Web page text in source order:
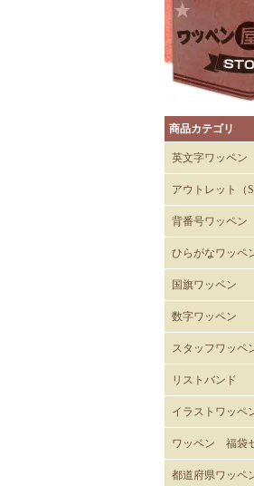
商品カテゴリ
英文字ワッペン
アウトレット（
Tシャツ
キャップ
背番号ワッペン
ひらがなワッペ
国旗ワッペン
数字ワッペン
スタッフワッペ
ン
ン
リストバンド
イラストワッペ
ワッペン 福袋
都道府県ワッペ